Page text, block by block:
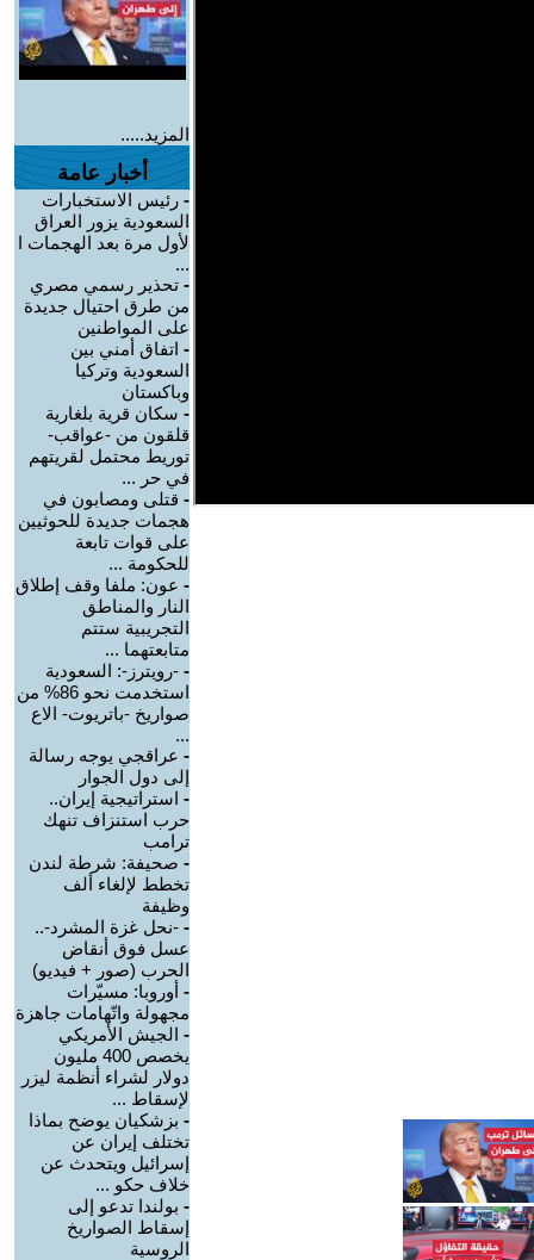
المزيد.....
أخبار عامة
- رئيس الاستخبارات
السعودية يزور العراق
لأول مرة بعد الهجمات ا
...
- تحذير رسمي مصري
من طرق احتيال جديدة
على المواطنين
- اتفاق أمني بين
السعودية وتركيا
وباكستان
- سكان قرية بلغارية
قلقون من -عواقب-
توريط محتمل لقريتهم
في حر ...
- قتلى ومصابون في
هجمات جديدة للحوثيين
على قوات تابعة
للحكومة ...
- عون: ملفا وقف إطلاق
النار والمناطق
التجريبية ستتم
متابعتهما ...
- -رويترز-: السعودية
استخدمت نحو 86% من
صواريخ -باتريوت- الاع
...
- عراقجي يوجه رسالة
إلى دول الجوار
- استراتيجية إيران..
حرب استنزاف تنهك
ترامب
- صحيفة: شرطة لندن
تخطط لإلغاء ألف
وظيفة
- -نحل غزة المشرد-..
عسل فوق أنقاض
الحرب (صور + فيديو)
- أوروبا: مسيّرات
مجهولة واتّهامات جاهزة
- الجيش الأمريكي
يخصص 400 مليون
دولار لشراء أنظمة ليزر
لإسقاط ...
- بزشكيان يوضح بماذا
تختلف إيران عن
إسرائيل ويتحدث عن
خلاف حكو ...
- بولندا تدعو إلى
إسقاط الصواريخ
الروسية